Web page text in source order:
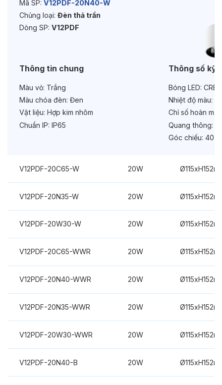
Tuổi thọ: >30000h
Mã SP: V12PDF-20N40-W
Chủng loại: Đèn thả trần
Dòng SP: V12PDF
Thông tin chung
Màu vỏ: Trắng
Màu chóa đèn: Đen
Vật liệu: Hợp kim nhôm
Chuẩn IP: IP65
Thông số kỹ
Bóng LED:
Nhiệt độ màu:
Chỉ số hoàn
Quang thông:
Góc chiếu: 40°
V12PDF-20C65-W 20W
V12PDF-20N35-W 20W
V12PDF-20W30-W 20W
V12PDF-20C65-WWR 20W
V12PDF-20N40-WWR 20W
V12PDF-20N35-WWR 20W
V12PDF-20W30-WWR 20W
V12PDF-20N40-B 20W